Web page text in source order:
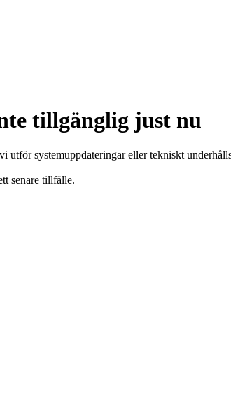
tillgänglig just nu
utför systemuppdateringar eller tekniskt
senare tillfälle.